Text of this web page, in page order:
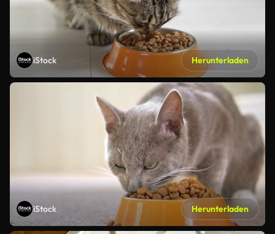
iStock Herunterladen
iStock Herunterladen